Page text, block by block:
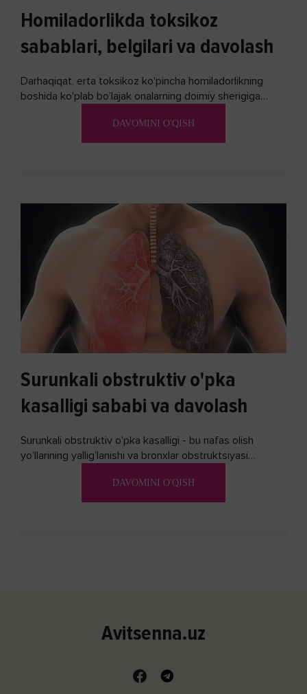
Homiladorlikda toksikoz
sabablari, belgilari va davolash
Darhaqiqat, erta toksikoz ko'pincha homiladorlikning
boshida ko'plab bo’lajak onalarning doimiy sherigiga
biron bir usuli bormi?DAVOMINI O'QISH
Surunkali obstruktiv o'pka
kasalligi sababi va davolash
Surunkali obstruktiv o'pka kasalligi - bu nafas olish
yo'llarining yallig'lanishi va bronxlar obstruktsiyasi
DAVOMINI O'QISH
Avitsenna.uz